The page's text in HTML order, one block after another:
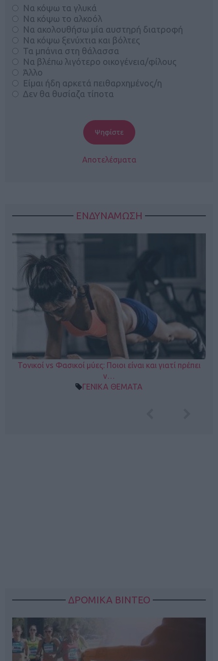
Να κόψω τα γλυκά
Να κόψω το αλκοόλ
Να ακολουθήσω μία αυστηρή διατροφή
Να κόψω ξενύχτια και βόλτες
Τα μπάνια στη θάλασσα
Να βλέπω λιγότερο οικογένεια/φίλους
Άλλο
Είμαι ήδη αρκετά πειθαρχημένος/η
Δεν θα θυσίαζα τίποτα
Αποτελέσματα
ΕΝΔΥΝΑΜΩΣΗ
Τονικοί vs Φασικοί μύες: Ποιοι είναι και γιατί πρέπει
ν…
ΓΕΝΙΚΑ ΘΕΜΑΤΑ
ΔΡΟΜΙΚΑ ΒΙΝΤΕΟ